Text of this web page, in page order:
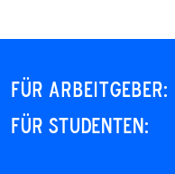
Für Arbeitgeber:
Für STUDENTEN: